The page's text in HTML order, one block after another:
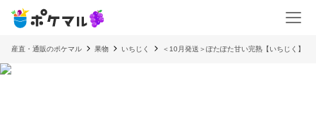
産直・通販のポケマル 果物 いちじく ＜10月発送＞ぽたぽた甘い完熟【いちじく】